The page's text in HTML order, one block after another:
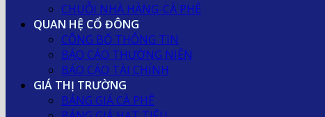
CHUỖI NHÀ HÀNG-CÀ PHÊ
QUAN HỆ CỔ ĐÔNG
CÔNG BỐ THÔNG TIN
BÁO CÁO THƯỜNG NIÊN
BÁO CÁO TÀI CHÍNH
GIÁ THỊ TRƯỜNG
BẢNG GIÁ CÀ PHÊ